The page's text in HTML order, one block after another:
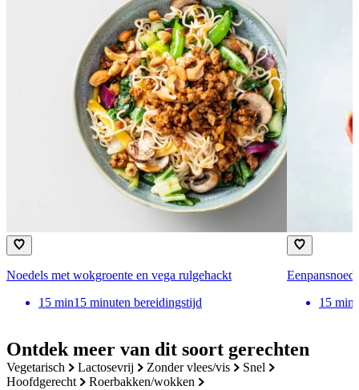
Ontdek meer van dit soort gerechten
vegetarisch lactosevrij zonder vlees/vis
snel
hoofdgerecht
roerbakken/wokken
Noedels met wokgroente en vega rulgehackt
15 min15 minuten bereidingstijd
15 min